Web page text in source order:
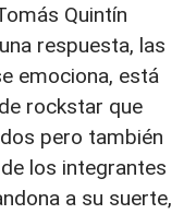
Quintín
respuesta, las
emociona, está
rockstar que
pero también
los integrantes
a su suerte,